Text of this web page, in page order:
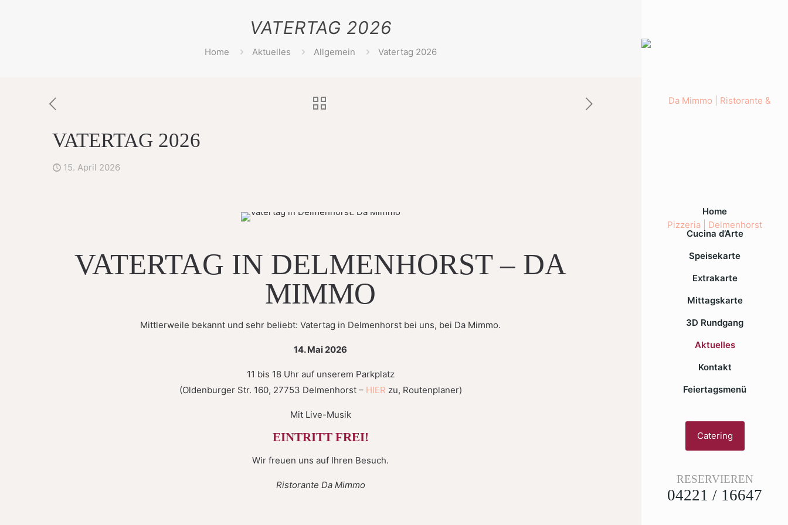
Home
Cucina d’Arte
Speisekarte
Extrakarte
Mittagskarte
3D Rundgang
Aktuelles
Kontakt
Feiertagsmenü
Catering
RESERVIEREN
04221 / 16647
VATERTAG 2026
Home Aktuelles Allgemein Vatertag 2026
VATERTAG 2026
15. April 2026
VATERTAG IN DELMENHORST – DA
MIMMO
Mittlerweile bekannt und sehr beliebt: Vatertag in Delmenhorst bei uns, bei Da Mimmo.
14. Mai 2026
11 bis 18 Uhr auf unserem Parkplatz
(Oldenburger Str. 160, 27753 Delmenhorst – HIER zu, Routenplaner)
Mit Live-Musik
EINTRITT FREI!
Wir freuen uns auf Ihren Besuch.
Ristorante Da Mimmo